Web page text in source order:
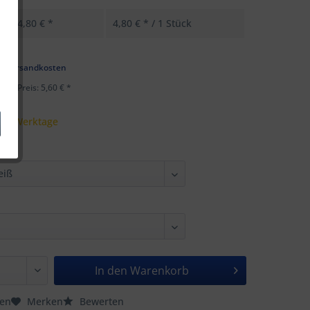
4,80 € * 4,80 € * / 1 Stück
Versandkosten
Preis: 5,60 € *
5 Werktage
In den Warenkorb
Merken Bewerten